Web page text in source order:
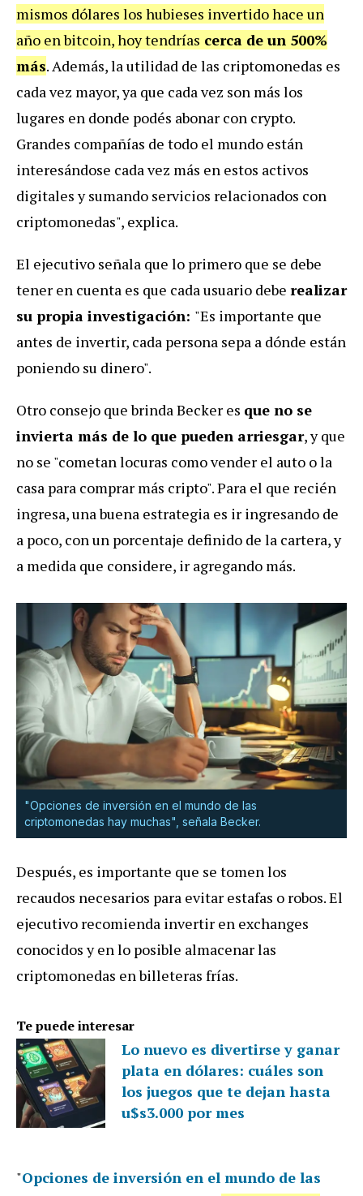
mismos dólares los hubieses invertido hace un
año en bitcoin, hoy tendrías cerca de un 500%
más. Además, la utilidad de las criptomonedas es
cada vez mayor, ya que cada vez son más los
lugares en donde podés abonar con crypto.
Grandes compañías de todo el mundo están
interesándose cada vez más en estos activos
digitales y sumando servicios relacionados con
criptomonedas", explica.
El ejecutivo señala que lo primero que se debe
tener en cuenta es que cada usuario debe realizar
su propia investigación: "Es importante que
antes de invertir, cada persona sepa a dónde están
poniendo su dinero".
Otro consejo que brinda Becker es que no se
invierta más de lo que pueden arriesgar, y que
no se "cometan locuras como vender el auto o la
casa para comprar más cripto". Para el que recién
ingresa, una buena estrategia es ir ingresando de
a poco, con un porcentaje definido de la cartera, y
a medida que considere, ir agregando más.
"Opciones de inversión en el mundo de las
criptomonedas hay muchas", señala Becker.
Después, es importante que se tomen los
recaudos necesarios para evitar estafas o robos. El
ejecutivo recomienda invertir en exchanges
conocidos y en lo posible almacenar las
criptomonedas en billeteras frías.
Te puede interesar
Lo nuevo es divertirse y ganar
plata en dólares: cuáles son
los juegos que te dejan hasta
u$s3.000 por mes
"Opciones de inversión en el mundo de las